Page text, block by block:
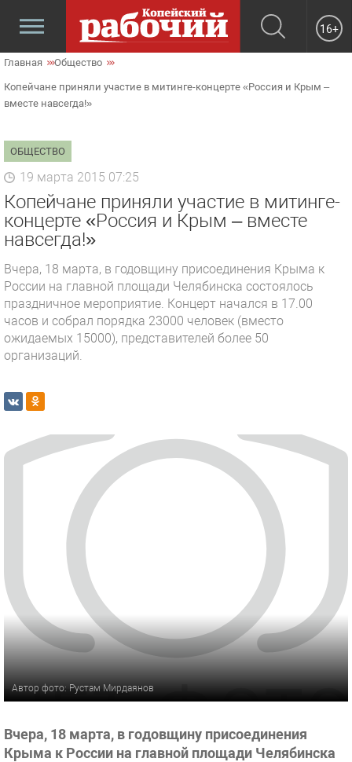
16+
Главная Общество
Копейчане приняли участие в митинге-концерте «Россия и Крым –
вместе навсегда!»
ОБЩЕСТВО
19 марта 2015 07:25
Копейчане приняли участие в митинге-
концерте «Россия и Крым – вместе
навсегда!»
Вчера, 18 марта, в годовщину присоединения Крыма к
России на главной площади Челябинска состоялось
праздничное мероприятие. Концерт начался в 17.00
часов и собрал порядка 23000 человек (вместо
ожидаемых 15000), представителей более 50
организаций.
Автор фото: Рустам Мирдаянов
Вчера, 18 марта, в годовщину присоединения
Крыма к России на главной площади Челябинска